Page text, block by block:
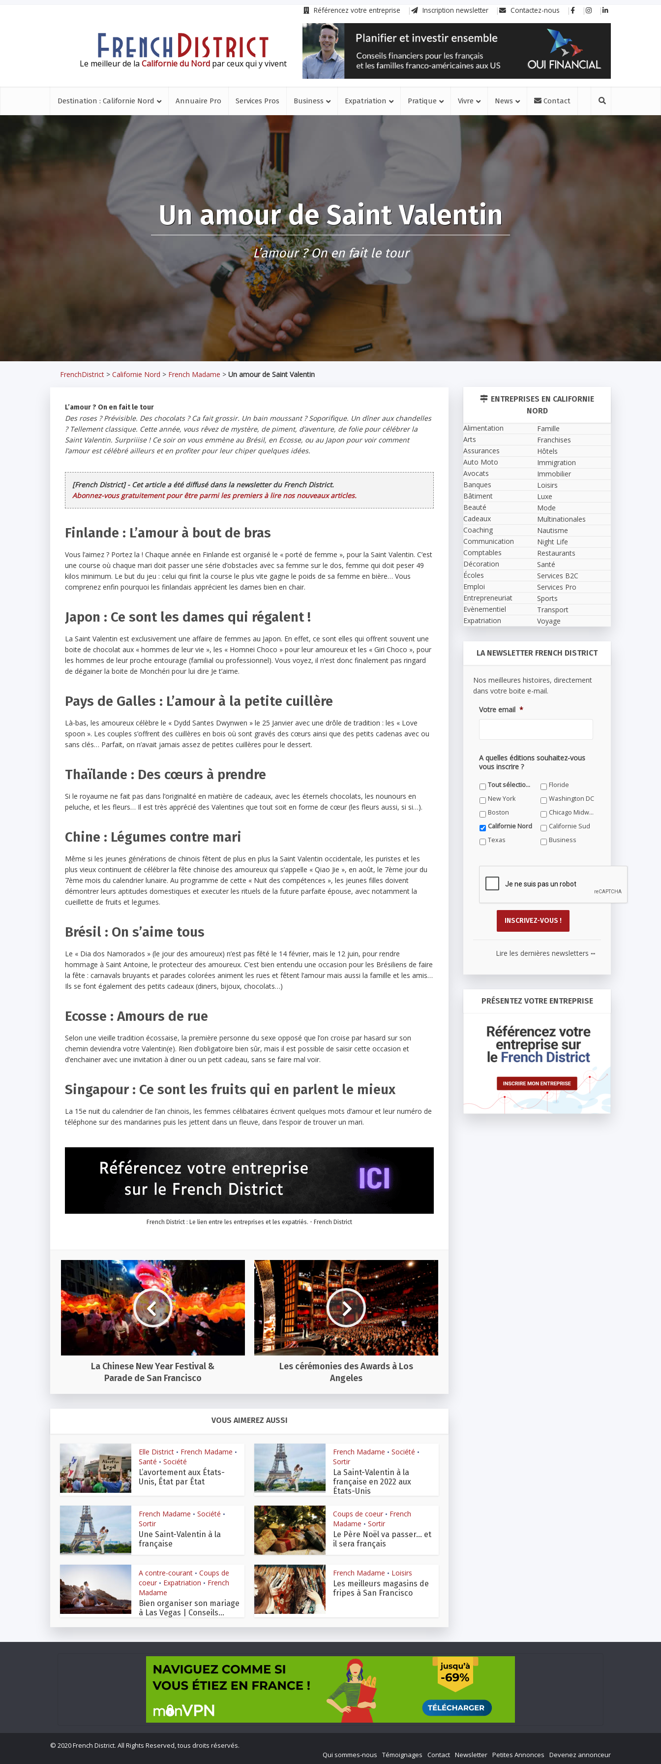
Référencez votre entreprise Inscription newsletter Contactez-nous
Le meilleur de la Californie du Nord par ceux qui y vivent
Destination : Californie Nord Annuaire Pro Services Pros Business Expatriation Pratique Vivre News Contact
Un amour de Saint Valentin
L’amour ? On en fait le tour
FrenchDistrict > Californie Nord > French Madame > Un amour de Saint Valentin
L’amour ? On en fait le tour
Des roses ? Prévisible. Des chocolats ? Ca fait grossir. Un bain moussant ? Soporifique. Un dîner aux chandelles
? Tellement classique. Cette année, vous rêvez de mystère, de piment, d’aventure, de folie pour célébrer la
Saint Valentin. Surpriiise ! Ce soir on vous emmène au Brésil, en Ecosse, ou au Japon pour voir comment
l’amour est célébré ailleurs et en profiter pour leur chiper quelques idées.
[French District] - Cet article a été diffusé dans la newsletter du French District.
Abonnez-vous gratuitement pour être parmi les premiers à lire nos nouveaux articles.
Finlande : L’amour à bout de bras
Vous l’aimez ? Portez la ! Chaque année en Finlande est organisé le « porté de femme », pour la Saint Valentin. C’est
une course où chaque mari doit passer une série d’obstacles avec sa femme sur le dos, femme qui doit peser 49
kilos minimum. Le but du jeu : celui qui finit la course le plus vite gagne le poids de sa femme en bière… Vous
comprenez enfin pourquoi les finlandais apprécient les dames bien en chair.
Japon : Ce sont les dames qui régalent !
La Saint Valentin est exclusivement une affaire de femmes au Japon. En effet, ce sont elles qui offrent souvent une
boite de chocolat aux « hommes de leur vie », les « Homnei Choco » pour leur amoureux et les « Giri Choco », pour
les hommes de leur proche entourage (familial ou professionnel). Vous voyez, il n’est donc finalement pas ringard
de dégainer la boite de Monchéri pour lui dire Je t’aime.
Pays de Galles : L’amour à la petite cuillère
Là-bas, les amoureux célèbre le « Dydd Santes Dwynwen » le 25 Janvier avec une drôle de tradition : les « Love
spoon ». Les couples s’offrent des cuillères en bois où sont gravés des cœurs ainsi que des petits cadenas avec ou
sans clés… Parfait, on n’avait jamais assez de petites cuillères pour le dessert.
Thaïlande : Des cœurs à prendre
Si le royaume ne fait pas dans l’originalité en matière de cadeaux, avec les éternels chocolats, les nounours en
peluche, et les fleurs… Il est très apprécié des Valentines que tout soit en forme de cœur (les fleurs aussi, si si…).
Chine : Légumes contre mari
Même si les jeunes générations de chinois fêtent de plus en plus la Saint Valentin occidentale, les puristes et les
plus vieux continuent de célébrer la fête chinoise des amoureux qui s’appelle « Qiao Jie », en août, le 7ème jour du
7ème mois du calendrier lunaire. Au programme de cette « Nuit des compétences », les jeunes filles doivent
démontrer leurs aptitudes domestiques et executer les rituels de la future parfaite épouse, avec notamment la
cueillette de fruits et legumes.
Brésil : On s’aime tous
Le « Dia dos Namorados » (le jour des amoureux) n’est pas fêté le 14 février, mais le 12 juin, pour rendre
hommage à Saint Antoine, le protecteur des amoureux. C’est bien entendu une occasion pour les Brésiliens de faire
la fête : carnavals bruyants et parades colorées animent les rues et fêtent l’amour mais aussi la famille et les amis…
Ils se font également des petits cadeaux (diners, bijoux, chocolats…)
Ecosse : Amours de rue
Selon une vieille tradition écossaise, la première personne du sexe opposé que l’on croise par hasard sur son
chemin deviendra votre Valentin(e). Rien d’obligatoire bien sûr, mais il est possible de saisir cette occasion et
d’enchainer avec une invitation à diner ou un petit cadeau, sans se faire mal voir.
Singapour : Ce sont les fruits qui en parlent le mieux
La 15e nuit du calendrier de l’an chinois, les femmes célibataires écrivent quelques mots d’amour et leur numéro de
téléphone sur des mandarines puis les jettent dans un fleuve, dans l’espoir de trouver un mari.
French District : Le lien entre les entreprises et les expatriés. - French District
La Chinese New Year Festival &
Parade de San Francisco
Les cérémonies des Awards à Los
Angeles
VOUS AIMEREZ AUSSI
Elle District • French Madame •
Santé • Société
L’avortement aux États-
Unis, État par État
French Madame • Société •
Sortir
La Saint-Valentin à la
française en 2022 aux
États-Unis
French Madame • Société •
Sortir
Une Saint-Valentin à la
française
Coups de coeur • French
Madame • Sortir
Le Père Noël va passer… et
il sera français
A contre-courant • Coups de
coeur • Expatriation • French
Madame
Bien organiser son mariage
à Las Vegas | Conseils...
French Madame • Loisirs
Les meilleurs magasins de
fripes à San Francisco
ENTREPRISES EN CALIFORNIE
NORD
Alimentation
Arts
Assurances
Auto Moto
Avocats
Banques
Bâtiment
Beauté
Cadeaux
Coaching
Communication
Comptables
Décoration
Écoles
Emploi
Entrepreneuriat
Evènementiel
Expatriation
Famille
Franchises
Hôtels
Immigration
Immobilier
Loisirs
Luxe
Mode
Multinationales
Nautisme
Night Life
Restaurants
Santé
Services B2C
Services Pro
Sports
Transport
Voyage
LA NEWSLETTER FRENCH DISTRICT
Nos meilleures histoires, directement
dans votre boite e-mail.
Votre email *
A quelles éditions souhaitez-vous
vous inscrire ?
Tout sélectionner
Floride
New York
Washington DC
Boston
Chicago Midwest
Californie Nord
Californie Sud
Texas
Business
Lire les dernières newsletters ...
PRÉSENTEZ VOTRE ENTREPRISE
© 2020 French District. All Rights Reserved, tous droits réservés.
Qui sommes-nous
Témoignages Contact Newsletter Petites Annonces Devenez annonceur